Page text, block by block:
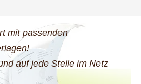
mit passenden
auf jede Stelle im Netz